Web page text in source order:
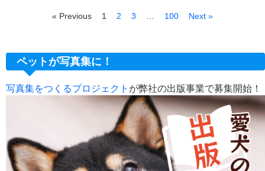
« Previous 1 2 3 … 100 Next »
ペットが写真集に！
写真集をつくるプロジェクト が弊社の出版事業で募集開始！